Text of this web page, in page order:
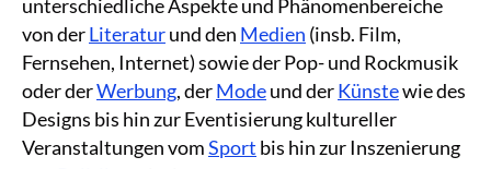
unterschiedliche Aspekte und Phänomenbereiche
von derLiteraturund den Medien (insb. Film,
Fernsehen, Internet) sowie der Pop- und Rockmusik
oder derWerbung, derModeund derKünstewie des
Designs bis hin zur Eventisierung kultureller
Veranstaltungen vomSport bis hin zur Inszenierung